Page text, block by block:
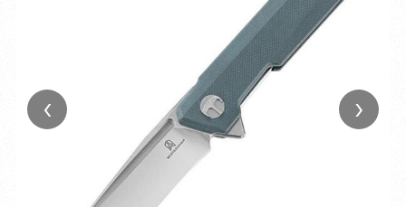
‹ ›